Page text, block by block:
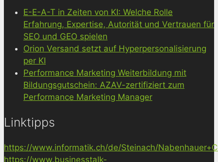
E-E-A-T in Zeiten von KI: Welche Rolle
Erfahrung, Expertise, Autorität und Vertrauen für
SEO und GEO spielen
Orion Versand setzt auf Hyperpersonalisierung
per KI
Performance Marketing Weiterbildung mit
Bildungsgutschein: AZAV-zertifiziert zum
Performance Marketing Manager
Linktipps
https://www.informatik.ch/de/Steinach/
https://www.businesstalk-